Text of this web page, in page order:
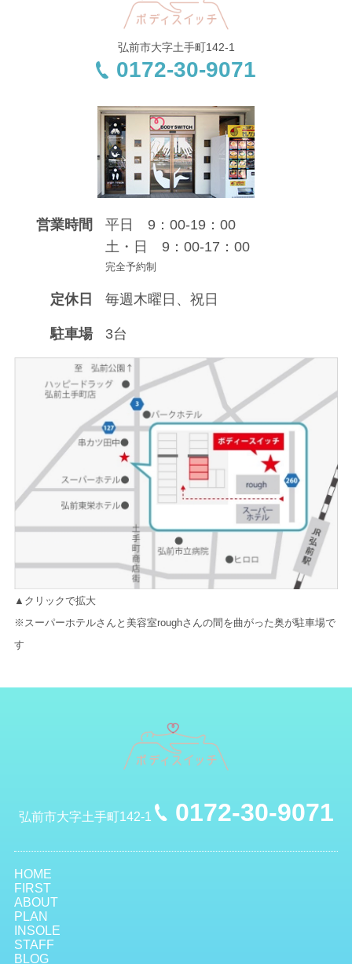
弘前市大字土手町142-1
0172-30-9071
営業時間
平日 9：00-19：00
土・日 9：00-17：00
完全予約制
定休日 毎週木曜日、祝日
駐車場 3台
▲クリックで拡大
※スーパーホテルさんと美容室roughさんの間を曲がった奥が駐車場で
す
HOME
FIRST
ABOUT
PLAN
INSOLE
STAFF
BLOG
弘前市大字土手町142-1 0172-30-9071